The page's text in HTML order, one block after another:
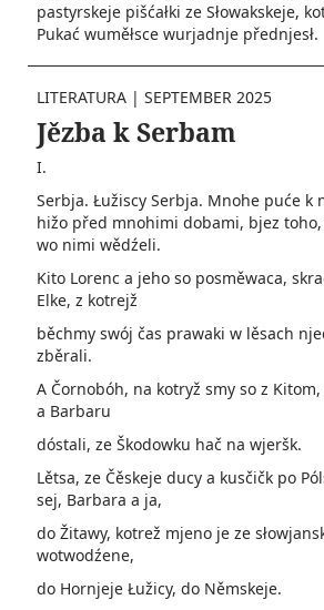
pastyrskeje pišćałki ze Słowakskeje,
Pukać wuměłsce wurjadnje přednjesł.
LITERATURA | SEPTEMBER 2025
Jězba k Serbam
I.
Serbja. Łužiscy Serbja. Mnohe puće k
hižo před mnohimi dobami, bjez
wo nimi wědźeli.
Kito Lorenc a jeho so posměwaca,
Elke, z kotrejž
běchmy swój čas prawaki w lěsach
zběrali.
A Čornobóh, na kotryž smy so z
a Barbaru
dóstali, ze Škodowku hač na wjeršk.
Lětsa, ze Čěskeje ducy a kusčičk po
sej, Barbara a ja,
do Žitawy, kotrež mjeno je ze
wotwodźene,
do Hornjeje Łužicy, do Němskeje.